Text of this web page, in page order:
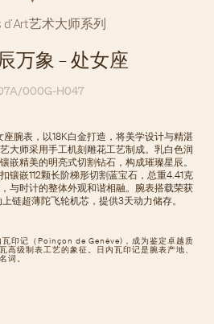
d'Art艺术大师系列
万象 - 处女座
000G-H047
印记（Poinçon de Genève)，成为鉴定卓越质
高级制表工艺的象征。日内瓦印记是腕表产地、
词。
腕表，以18K白金打造，将美学设计与精湛
大师采用手工机刻雕花工艺制成。乳白色润
嵌精美的明亮式切割钻石，构成璀璨星辰。
镶嵌112颗长阶梯形切割蓝宝石，总重4.41克
与时计的整体外观和谐相融。腕表搭载荣获
链超薄陀飞轮机芯，提供3天动力储存。